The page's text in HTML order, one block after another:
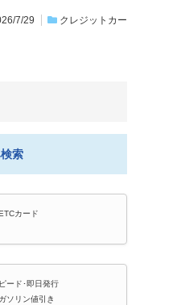
7/29
クレジットカー
索
カード
ード･即日発行
ガソリン値引き